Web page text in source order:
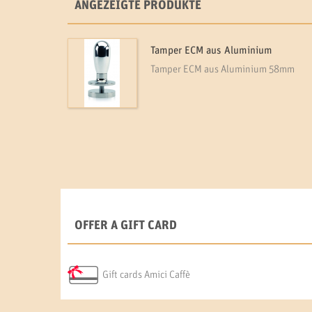
ANGEZEIGTE PRODUKTE
Tamper ECM aus Aluminium
Tamper ECM aus Aluminium 58mm
OFFER A GIFT CARD
Gift cards Amici Caffè